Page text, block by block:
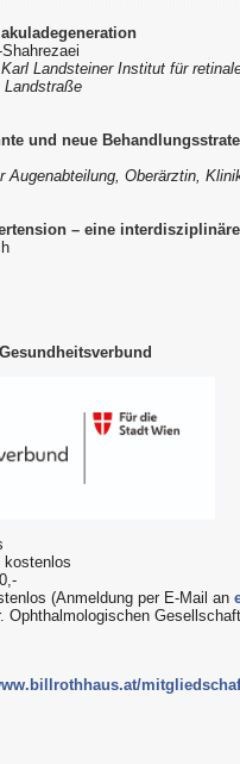
Landsteiner Institut für
Landstraße
und neue
Augenabteilung, Oberärztin,
– eine
kostenlos
(Anmeldung per E-Mail an
Ophthalmologischen